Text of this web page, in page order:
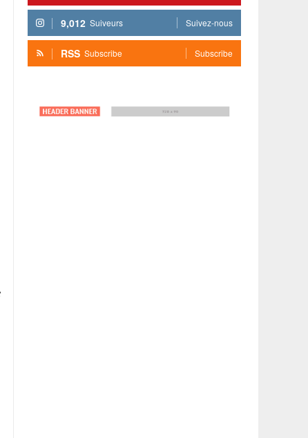
9,012 Suiveurs Suivez-nous
RSS Subscribe Subscribe